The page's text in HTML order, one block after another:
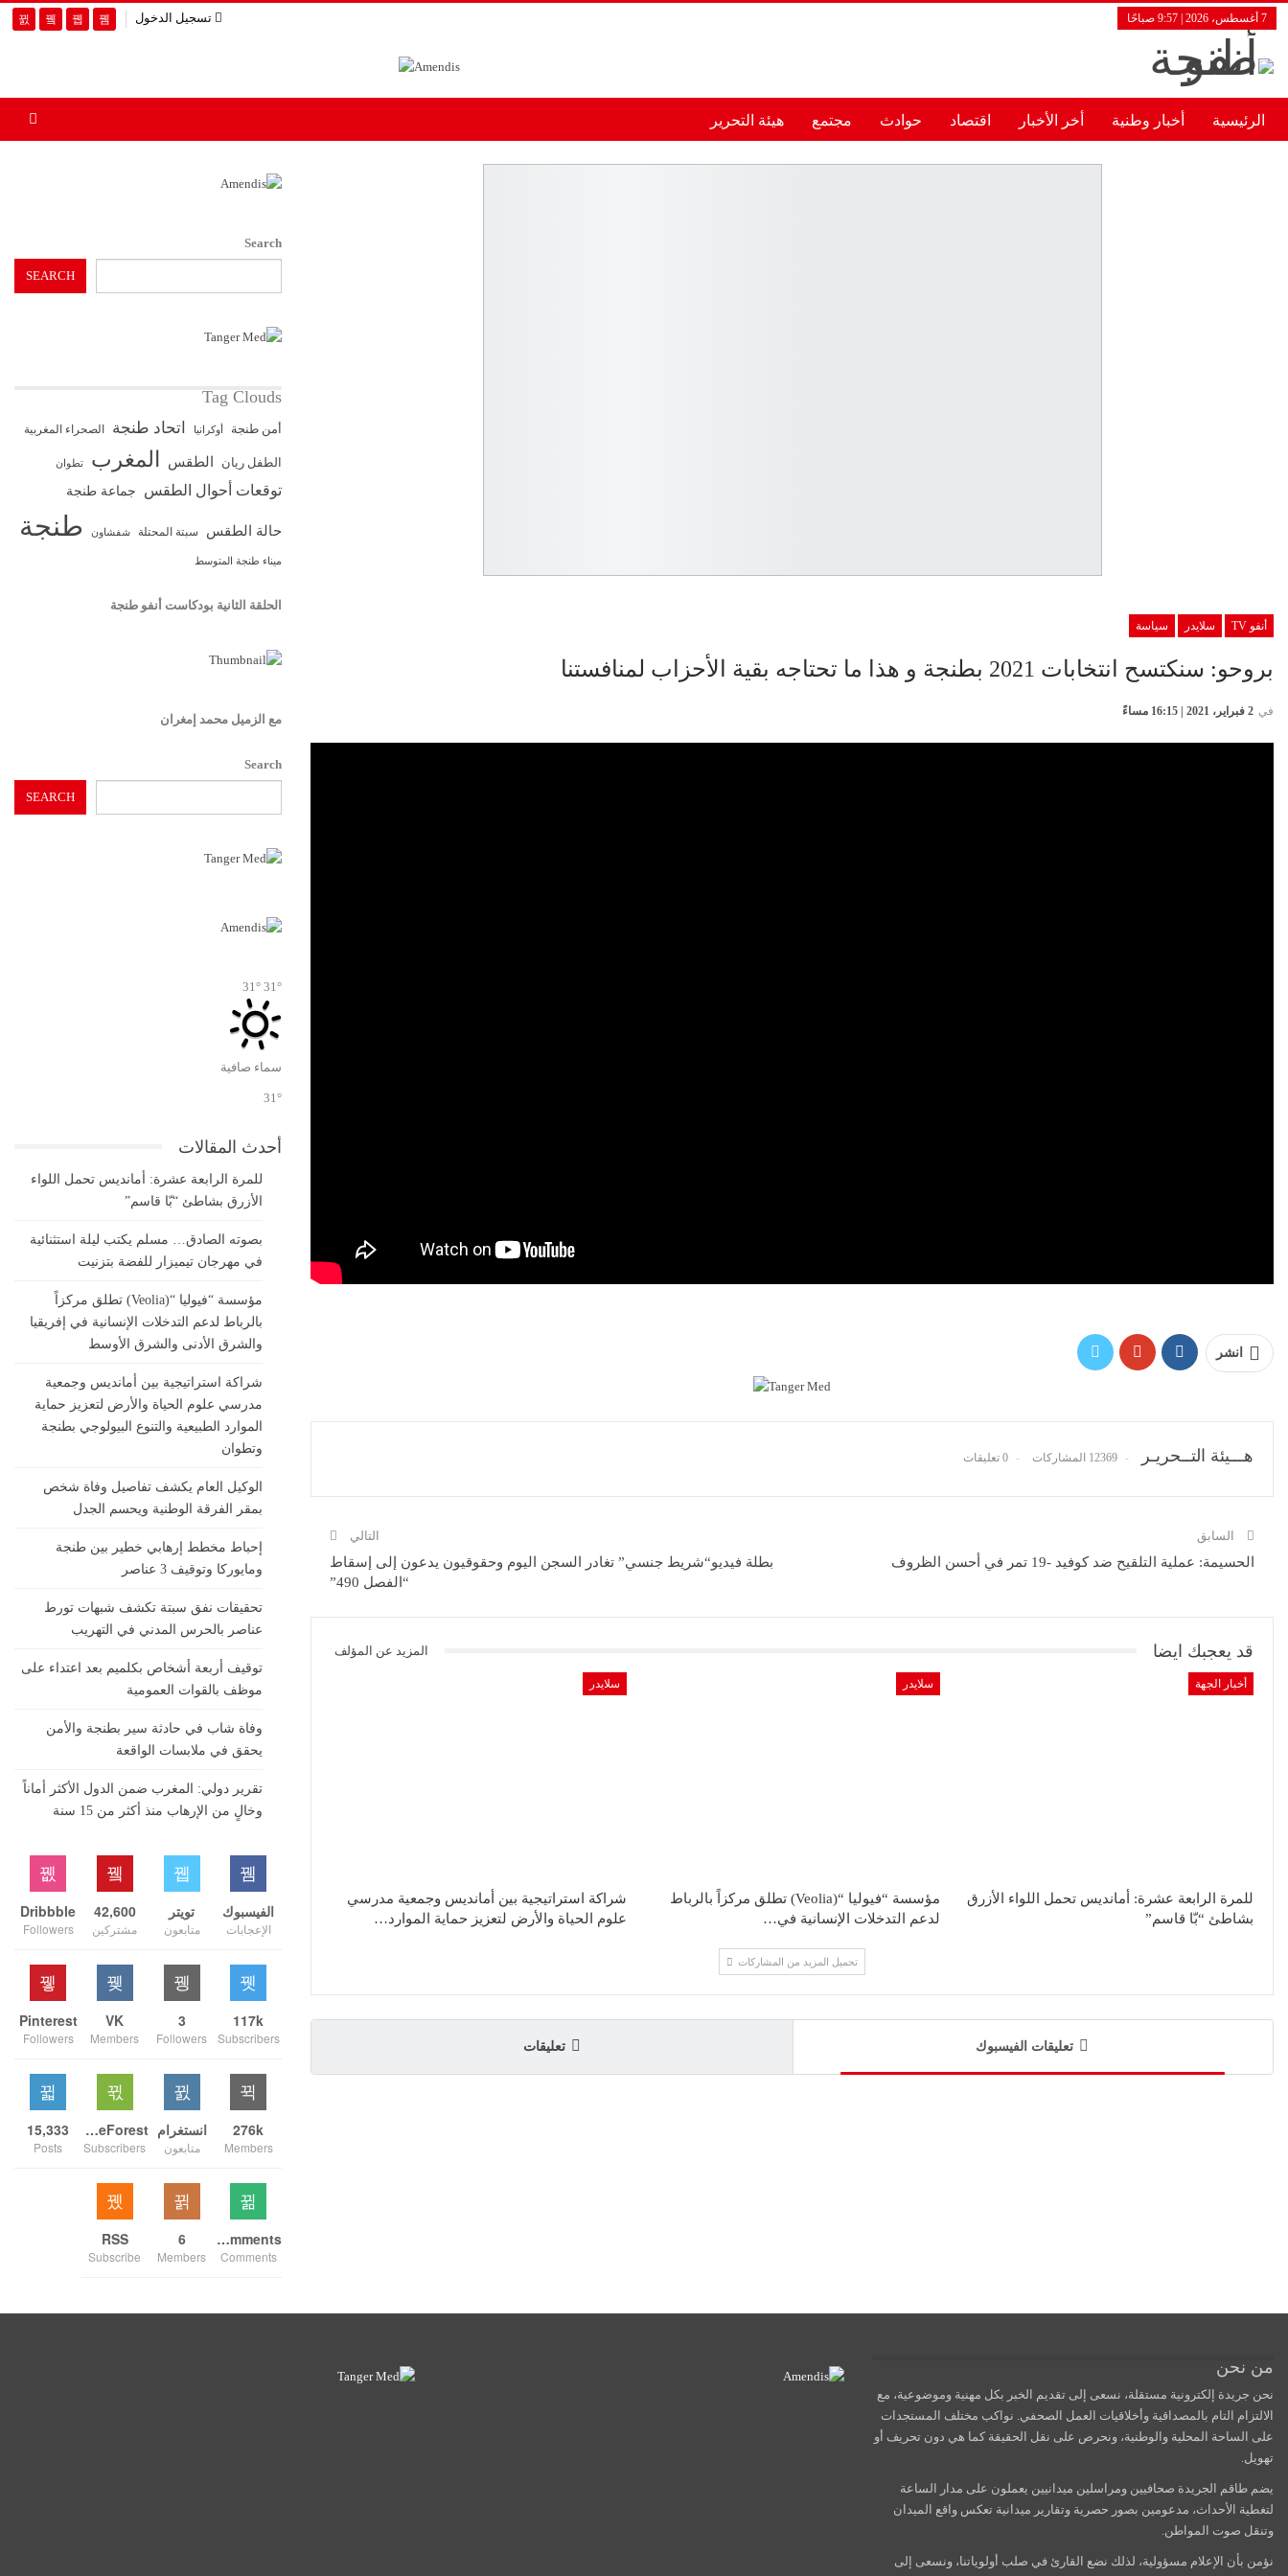
تسجيل الدخول 7 أغسطس، 2026 | 9:57 صباحًا
الرئيسية أخبار وطنية أخر الأخبار اقتصاد حوادث مجتمع هيئة التحرير
أنفو TV سلايدر سياسة
بروحو: سنكتسح انتخابات 2021 بطنجة و هذا ما تحتاجه بقية الأحزاب لمنافستنا
في 2 فبراير، 2021 | 16:15 مساءً
انشر
هـــيئة التــحريـر 12369 المشاركات 0 تعليقات
السابق
الحسيمة: عملية التلقيح ضد كوفيد -19 تمر في أحسن الظروف
التالي
بطلة فيديو“شريط جنسي” تغادر السجن اليوم وحقوقيون يدعون إلى إسقاط
“الفصل 490”
قد يعجبك ايضا المزيد عن المؤلف
أخبار الجهة
للمرة الرابعة عشرة: أمانديس تحمل اللواء الأزرق
بشاطئ “بّا قاسم”
سلايدر
مؤسسة “فيوليا “(Veolia) تطلق مركزاً بالرباط
لدعم التدخلات الإنسانية في…
سلايدر
شراكة استراتيجية بين أمانديس وجمعية مدرسي
علوم الحياة والأرض لتعزيز حماية الموارد…
تحميل المزيد من المشاركات
تعليقات الفيسبوك تعليقات
Search
SEARCH
Tag Clouds
أمن طنجة أوكرانيا اتحاد طنجة الصحراء المغربية
الطفل ريان الطقس المغرب تطوان
توقعات أحوال الطقس جماعة طنجة
حالة الطقس سبتة المحتلة شفشاون طنجة
ميناء طنجة المتوسط
الحلقة الثانية بودكاست أنفو طنجة
مع الزميل محمد إمغران
Search
SEARCH
31°
31°
سماء صافية
31°
أحدث المقالات
للمرة الرابعة عشرة: أمانديس تحمل اللواء
الأزرق بشاطئ “بّا قاسم”
بصوته الصادق… مسلم يكتب ليلة استثنائية
في مهرجان تيميزار للفضة بتزنيت
مؤسسة “فيوليا “(Veolia) تطلق مركزاً
بالرباط لدعم التدخلات الإنسانية في إفريقيا
والشرق الأدنى والشرق الأوسط
شراكة استراتيجية بين أمانديس وجمعية
مدرسي علوم الحياة والأرض لتعزيز حماية
الموارد الطبيعية والتنوع البيولوجي بطنجة
وتطوان
الوكيل العام يكشف تفاصيل وفاة شخص
بمقر الفرقة الوطنية ويحسم الجدل
إحباط مخطط إرهابي خطير بين طنجة
ومايوركا وتوقيف 3 عناصر
تحقيقات نفق سبتة تكشف شبهات تورط
عناصر بالحرس المدني في التهريب
توقيف أربعة أشخاص بكلميم بعد اعتداء على
موظف بالقوات العمومية
وفاة شاب في حادثة سير بطنجة والأمن
يحقق في ملابسات الواقعة
تقرير دولي: المغرب ضمن الدول الأكثر أماناً
وخالٍ من الإرهاب منذ أكثر من 15 سنة
الفيسبوك
الإعجابات
تويتر
متابعون
42,600
مشتركين
Dribbble
Followers
117k
Subscribers
3
Followers
VK
Members
Pinterest
Followers
276k
Members
انستغرام
متابعون
ThemeForest
Subscribers
15,333
Posts
Comments
Comments
6
Members
RSS
Subscribe
من نحن
نحن جريدة إلكترونية مستقلة، نسعى إلى تقديم الخبر بكل مهنية وموضوعية، مع
الالتزام التام بالمصداقية وأخلاقيات العمل الصحفي. نواكب مختلف المستجدات
على الساحة المحلية والوطنية، ونحرص على نقل الحقيقة كما هي دون تحريف أو
تهويل.
يضم طاقم الجريدة صحافيين ومراسلين ميدانيين يعملون على مدار الساعة
لتغطية الأحداث، مدعومين بصور حصرية وتقارير ميدانية تعكس واقع الميدان
وتنقل صوت المواطن.
نؤمن بأن الإعلام مسؤولية، لذلك نضع القارئ في صلب أولوياتنا، ونسعى إلى